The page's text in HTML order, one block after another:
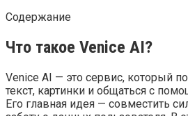
Содержание
Что такое Venice AI?
Venice AI — это сервис, который
текст, картинки и общаться с
Его главная идея — совместить